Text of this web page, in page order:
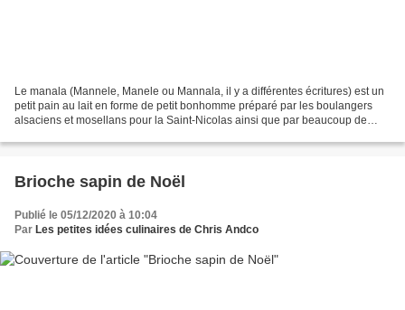
Le manala (Mannele, Manele ou Mannala, il y a différentes écritures) est un
petit pain au lait en forme de petit bonhomme préparé par les boulangers
alsaciens et mosellans pour la Saint-Nicolas ainsi que par beaucoup de
Brioche sapin de Noël
Publié le 05/12/2020 à 10:04
Par Les petites idées culinaires de Chris Andco